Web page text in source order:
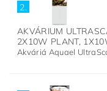
2.
AKVÁRIUM
2X10W PLANT,
Akváriá Aquael